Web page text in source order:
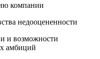
компании
недооцененности
и возможности
амбиций